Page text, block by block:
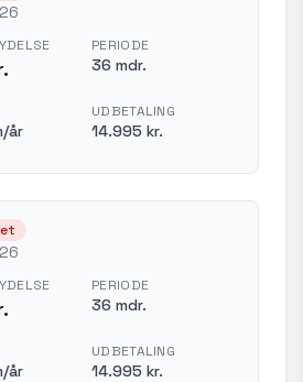
PERIODE
36 mdr.
år
UDBETALING
14.995 kr.
PERIODE
36 mdr.
år
UDBETALING
14.995 kr.